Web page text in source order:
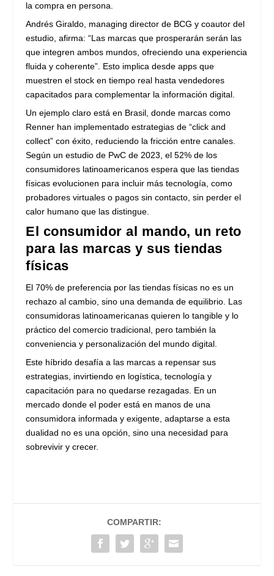
la compra en persona.
Andrés Giraldo, managing director de BCG y coautor del
estudio, afirma: “Las marcas que prosperarán serán las
que integren ambos mundos, ofreciendo una experiencia
fluida y coherente”. Esto implica desde apps que
muestren el stock en tiempo real hasta vendedores
capacitados para complementar la información digital.
Un ejemplo claro está en Brasil, donde marcas como
Renner han implementado estrategias de “click and
collect” con éxito, reduciendo la fricción entre canales.
Según un estudio de PwC de 2023, el 52% de los
consumidores latinoamericanos espera que las tiendas
físicas evolucionen para incluir más tecnología, como
probadores virtuales o pagos sin contacto, sin perder el
calor humano que las distingue.
El consumidor al mando, un reto
para las marcas y sus tiendas
físicas
El 70% de preferencia por las tiendas físicas no es un
rechazo al cambio, sino una demanda de equilibrio. Las
consumidoras latinoamericanas quieren lo tangible y lo
práctico del comercio tradicional, pero también la
conveniencia y personalización del mundo digital.
Este híbrido desafía a las marcas a repensar sus
estrategias, invirtiendo en logística, tecnología y
capacitación para no quedarse rezagadas. En un
mercado donde el poder está en manos de una
consumidora informada y exigente, adaptarse a esta
dualidad no es una opción, sino una necesidad para
sobrevivir y crecer.
COMPARTIR: